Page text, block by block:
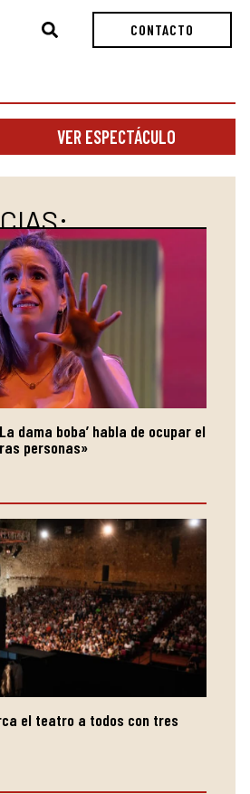
Buscar CONTACTO
VER ESPECTÁCULO
dama boba’ habla de ocupar el
personas»
el teatro a todos con tres